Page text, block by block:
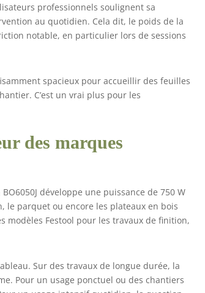
professionnels soulignent sa
au quotidien. Cela dit, le poids de la
notable, en particulier lors de sessions
spacieux pour accueillir des feuilles
C’est un vrai plus pour les
des marques
développe une puissance de 750 W
le parquet ou encore les plateaux en bois
modèles Festool pour les travaux de finition,
Sur des travaux de longue durée, la
Pour un usage ponctuel ou des chantiers